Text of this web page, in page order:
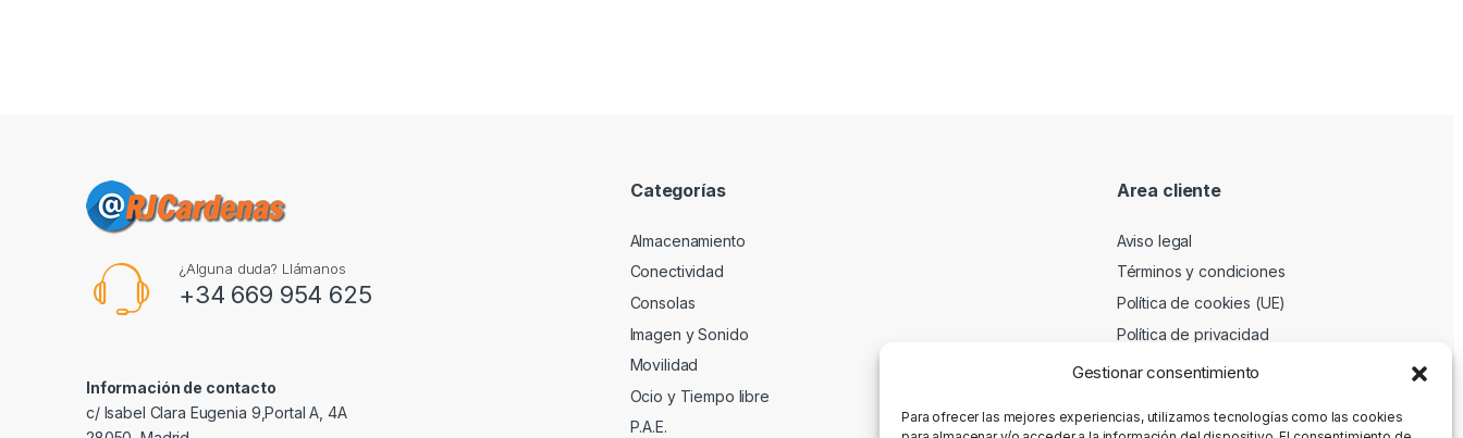
Gestionar consentimiento
Para ofrecer las mejores experiencias, utilizamos tecnologías como las cookies
¿Alguna duda? Llámanos
+34 669 954 625
Información de contacto
c/ Isabel Clara Eugenia 9,Portal A, 4A
Categorías
Almacenamiento
Conectividad
Consolas
Imagen y Sonido
Movilidad
Ocio y Tiempo libre
P.A.E.
Area cliente
Aviso legal
Términos y condiciones
Política de cookies (UE)
Política de privacidad